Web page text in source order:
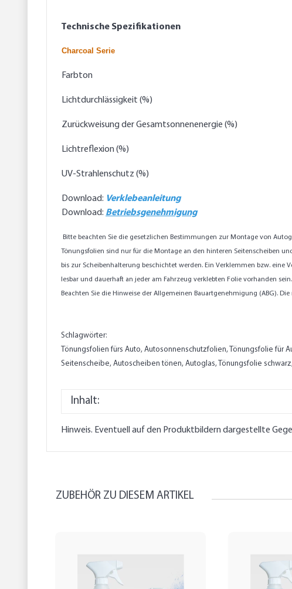
Technische Spezifikationen
Charcoal Serie
Farbton
Lichtdurchlässigkeit (%)
Zurückweisung der Gesamtsonnenenergie (%)
Lichtreflexion (%)
UV-Strahlenschutz (%)
Download: Verklebeanleitung
Download: Betriebsgenehmigung
Bitte beachten Sie die gesetzlichen Bestimmungen zur Montage von
Tönungsfolien sind nur für die Montage an den hinteren Seitenscheiben
bis zur Scheibenhalterung beschichtet werden. Ein Verklemmen bzw.
lesbar und dauerhaft an jeder am Fahrzeug verklebten Folie vorhanden sein.
Beachten Sie die Hinweise der Allgemeinen Bauartgenehmigung (ABG).
Schlagwörter:
Tönungsfolien fürs Auto, Autosonnenschutzfolien, Tönungsfolie
Seitenscheibe, Autoscheiben tönen, Autoglas, Tönungsfolie
Inhalt:
Hinweis. Eventuell auf den Produktbildern dargestellte
ZUBEHÖR ZU DIESEM ARTIKEL